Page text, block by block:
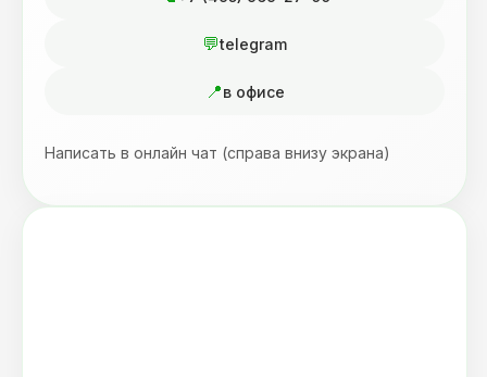
telegram
в офисе
Написать в онлайн чат (справа внизу экрана)